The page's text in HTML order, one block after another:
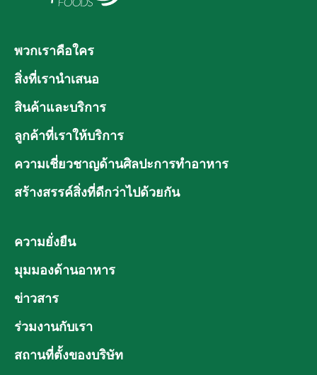
พวกเราคือใคร
สิ่งที่เรานำเสนอ
สินค้าและบริการ
ลูกค้าที่เราให้บริการ
ความเชี่ยวชาญด้านศิลปะการทำอาหาร
สร้างสรรค์สิ่งที่ดีกว่าไปด้วยกัน
ความยั่งยืน
มุมมองด้านอาหาร
ข่าวสาร
ร่วมงานกับเรา
สถานที่ตั้งของบริษัท